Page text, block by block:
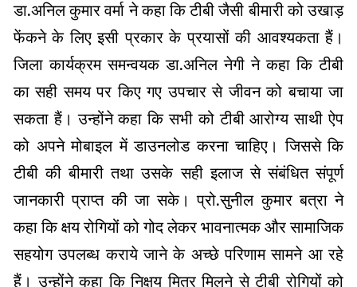
डा.अनिल कुमार वर्मा ने कहा कि टीबी जैसी बीमारी को उखाड़
फेंकने के लिए इसी प्रकार के प्रयासों की आवश्यकता हैं।
जिला कार्यक्रम समन्वयक डा.अनिल नेगी ने कहा कि टीबी
का सही समय पर किए गए उपचार से जीवन को बचाया जा
सकता हैं। उन्होंने कहा कि सभी को टीबी आरोग्य साथी ऐप
को अपने मोबाइल में डाउनलोड करना चाहिए। जिससे कि
टीबी की बीमारी तथा उसके सही इलाज से संबंधित संपूर्ण
जानकारी प्राप्त की जा सके। प्रो.सुनील कुमार बत्रा ने
कहा कि क्षय रोगियों को गोद लेकर भावनात्मक और सामाजिक
सहयोग उपलब्ध कराये जाने के अच्छे परिणाम सामने आ रहे
हैं। उन्होंने कहा कि निक्षय मित्र मिलने से टीबी रोगियों को